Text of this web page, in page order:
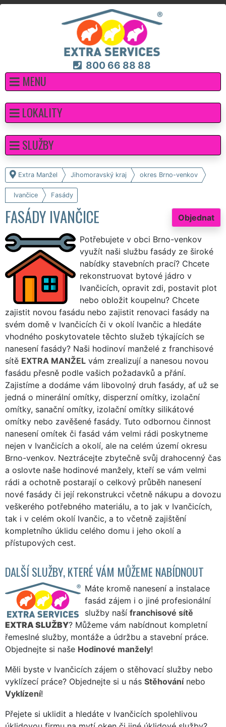
800 66 88 88
MENU
Extra Manžel Jihomoravský kraj okres Brno-venkov
Ivančice Fasády
Objednat
FASÁDY IVANČICE
Potřebujete v obci Brno-venkov
využít naši službu fasády ze široké
nabídky stavebních prací? Chcete
rekonstruovat bytové jádro v
Ivančicích, opravit zdi, postavit plot
nebo obložit koupelnu? Chcete
zajistit novou fasádu nebo zajistit renovaci fasády na
svém domě v Ivančicích či v okolí Ivančic a hledáte
vhodného poskytovatele těchto služeb týkajících se
nanesení fasády? Naši hodinoví manželé z franchisové
sítě EXTRA MANŽEL vám zrealizují a nanesou novou
fasádu přesně podle vašich požadavků a přání.
Zajistíme a dodáme vám libovolný druh fasády, ať už se
jedná o minerální omítky, disperzní omítky, izolační
omítky, sanační omítky, izolační omítky silikátové
omítky nebo zavěšené fasády. Tuto odbornou činnost
nanesení omítek či fasád vám velmi rádi poskytneme
nejen v Ivančicích a okolí, ale na celém území okresu
Brno-venkov. Neztrácejte zbytečně svůj drahocenný čas
a oslovte naše hodinové manžely, kteří se vám velmi
rádi a ochotně postarají o celkový průběh nanesení
nové fasády či její rekonstrukci včetně nákupu a dovozu
veškerého potřebného materiálu, a to jak v Ivančicích,
tak i v celém okolí Ivančic, a to včetně zajištění
kompletního úklidu celého domu i jeho okolí a
přístupových cest.
DALŠÍ SLUŽBY, KTERÉ VÁM MŮŽEME NABÍDNOUT
Máte kromě nanesení a instalace
fasád zájem i o jiné profesionální
služby naší franchisové sítě
EXTRA SLUŽBY? Můžeme vám nabídnout kompletní
řemeslné služby, montáže a údržbu a stavební práce.
Objednejte si naše Hodinové manžely!
Měli byste v Ivančicích zájem o stěhovací služby nebo
vyklízecí práce? Objednejte si u nás Stěhovánínebo
Vyklízení!
Přejete si uklidit a hledáte v Ivančicích spolehlivou
LOKALITY
SLUŽBY